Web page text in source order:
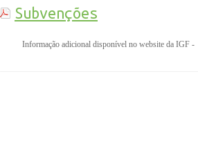
Subvenções
Informação adicional disponível no website da IGF -